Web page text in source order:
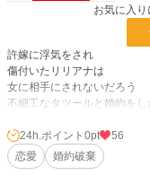
お気に入
許嫁に浮気をされ
傷付いたリリアナは
女に相手にされないだろう
不細工なタツールと婚約をし
浮気をされる話
24h.ポイント 0pt
56
恋愛
婚約破棄